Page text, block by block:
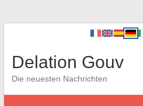
Delation Gouv
Die neuesten Nachrichten